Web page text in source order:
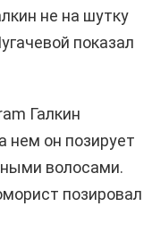
не на шутку
показал
Галкин
нем он позирует
волосами.
позировал